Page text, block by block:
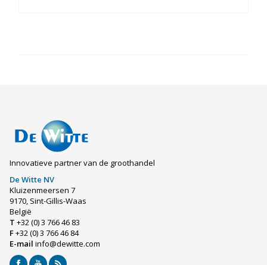
Innovatieve partner van de groothandel
De Witte NV
Kluizenmeersen 7
9170, Sint-Gillis-Waas
België
T +32 (0) 3 766 46 83
F+32 (0) 3 766 46 84
E-mail info@dewitte.com